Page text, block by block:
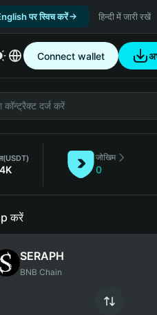
पर स्विच करें हिन्दी में जारी रखें
Connect wallet
(USDT) जोखिम
0
करें
SERAPH
BNB Chain